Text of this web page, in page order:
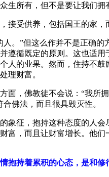
所有，但不是要让我们拥
受供养，包括国王的家，
”但这么作并不是正确的
循既定的原则。这也适
的业果。然而，住持不
理财富。
，佛教徒不会说：“我所
佛法，而且很具毁灭性。
征，抱持这种态度的人会
，而且让财富增长。他
抱持着累积的心态，是和